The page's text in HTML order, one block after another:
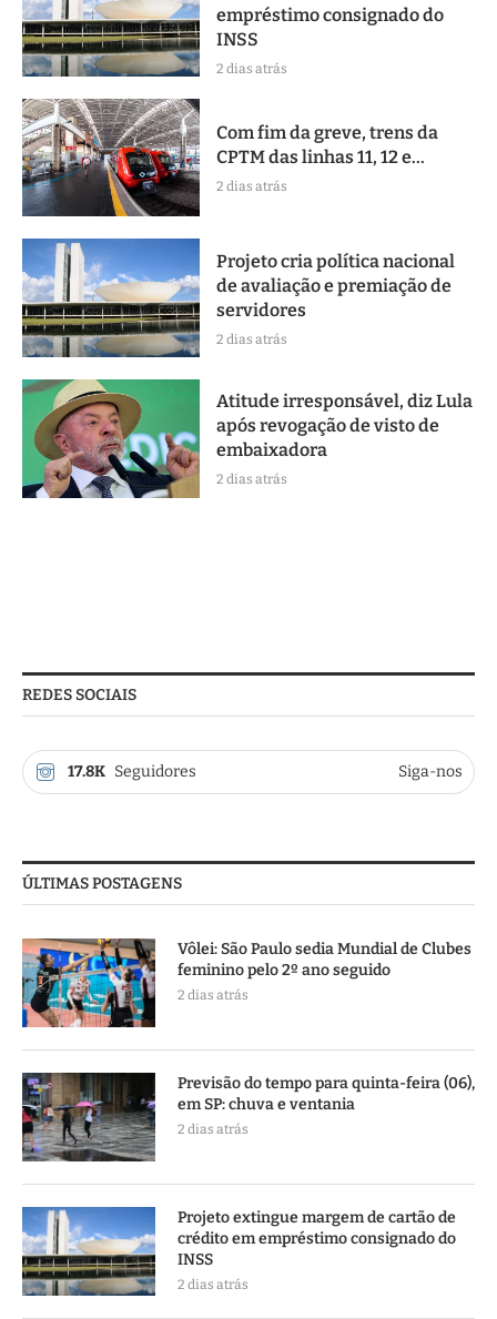
empréstimo consignado do
INSS
2 dias atrás
Com fim da greve, trens da
CPTM das linhas 11, 12 e...
2 dias atrás
Projeto cria política nacional
de avaliação e premiação de
servidores
2 dias atrás
Atitude irresponsável, diz Lula
após revogação de visto de
embaixadora
2 dias atrás
REDES SOCIAIS
17.8K Seguidores Siga-nos
ÚLTIMAS POSTAGENS
Vôlei: São Paulo sedia Mundial de Clubes
feminino pelo 2º ano seguido
2 dias atrás
Previsão do tempo para quinta-feira (06),
em SP: chuva e ventania
2 dias atrás
Projeto extingue margem de cartão de
crédito em empréstimo consignado do
INSS
2 dias atrás